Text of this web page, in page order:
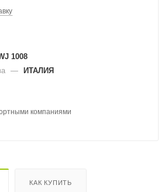
1008
— ИТАЛИЯ
компаниями
КАК КУПИТЬ